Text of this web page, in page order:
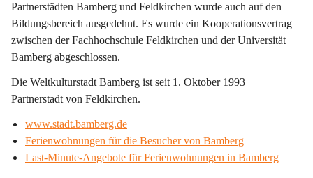
Partnerstädten Bamberg und Feldkirchen wurde auch auf den
Bildungsbereich ausgedehnt. Es wurde ein Kooperationsvertrag
zwischen der Fachhochschule Feldkirchen und der Universität
Bamberg abgeschlossen.
Die Weltkulturstadt Bamberg ist seit 1. Oktober 1993
Partnerstadt von Feldkirchen.
www.stadt.bamberg.de
Ferienwohnungen für die Besucher von Bamberg
Last-Minute-Angebote für Ferienwohnungen in Bamberg